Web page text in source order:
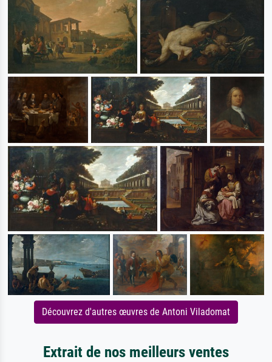
Découvrez d'autres œuvres de Antoni Viladomat
Extrait de nos meilleurs ventes